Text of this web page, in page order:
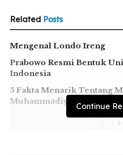
Related Posts
Mengenal Londo Ireng
Prabowo Resmi Bentuk
Indonesia
5 Fakta Menarik Tentang
Muhammadiyah
Continue